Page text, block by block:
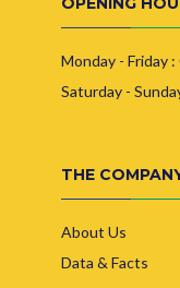
Monday - Friday
Saturday -
THE
About Us
Data & Facts